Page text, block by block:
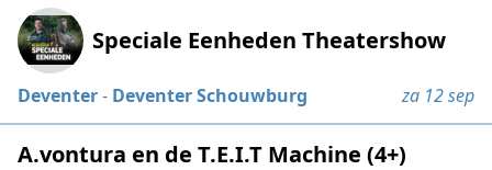
Speciale Eenheden Theatershow
Deventer- Deventer Schouwburg za 12 sep
A.vontura en de T.E.I.T Machine (4+)